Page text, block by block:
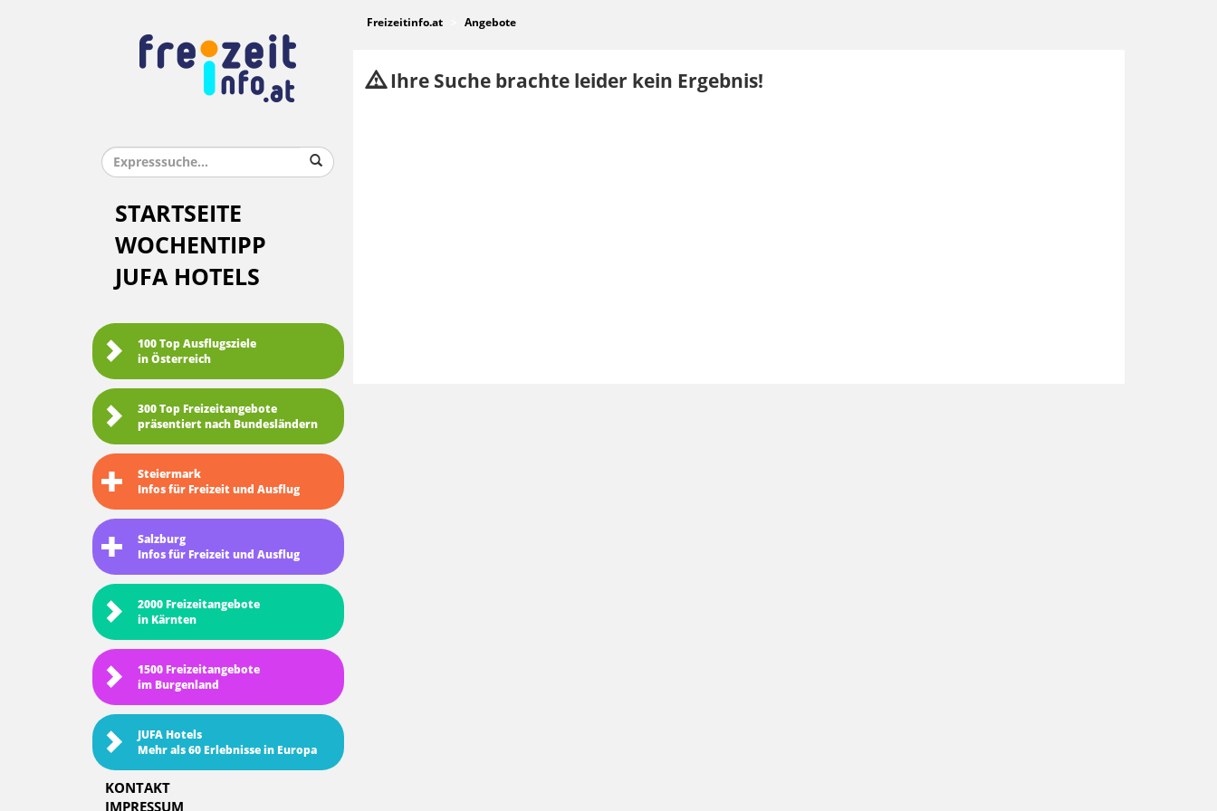
STARTSEITE
WOCHENTIPP
JUFA HOTELS
100 Top Ausflugsziele
in Österreich
300 Top Freizeitangebote
präsentiert nach Bundesländern
Steiermark
Infos für Freizeit und Ausflug
Salzburg
Infos für Freizeit und Ausflug
2000 Freizeitangebote
in Kärnten
1500 Freizeitangebote
im Burgenland
JUFA Hotels
Mehr als 60 Erlebnisse in Europa
KONTAKT
IMPRESSUM
Freizeitinfo.at Angebote
Ihre Suche brachte leider kein Ergebnis!